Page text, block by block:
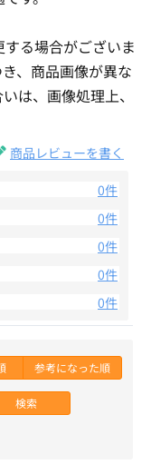
る場合がございま
、商品画像が異な
は、画像処理上、
商品レビューを書く
0件
0件
0件
0件
0件
参考になった順
検索